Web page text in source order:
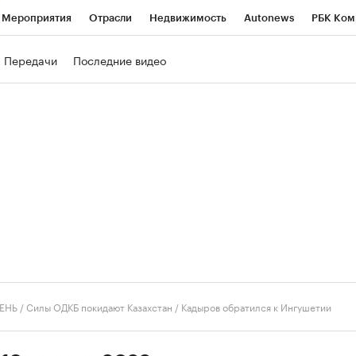
Мероприятия Отрасли Недвижимость Autonews РБК
Передачи Последние видео
/Силы ОДКБ покидают Казахстан / Кадыров обратился к Ингушетии